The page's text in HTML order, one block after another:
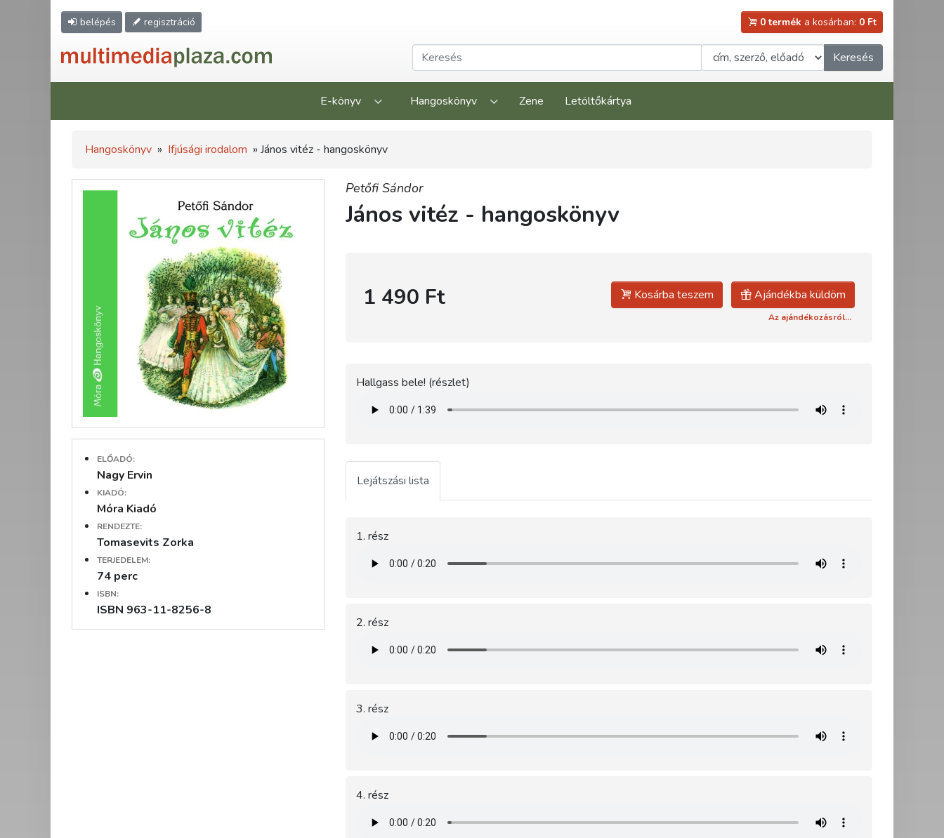
belépés regisztráció 0 termék a kosárban: 0 Ft
Keresés
E-könyv Hangoskönyv Zene Letöltőkártya
Hangoskönyv » Ifjúsági irodalom » János vitéz - hangoskönyv
ELŐADÓ:
Nagy Ervin
KIADÓ:
Móra Kiadó
RENDEZTE:
Tomasevits Zorka
TERJEDELEM:
74 perc
ISBN:
ISBN 963-11-8256-8
Petőfi Sándor
János vitéz - hangoskönyv
1 490 Ft Kosárba teszem Ajándékba küldöm
Az ajándékozásról...
Hallgass bele! (részlet)
Lejátszási lista
1. rész
2. rész
3. rész
4. rész